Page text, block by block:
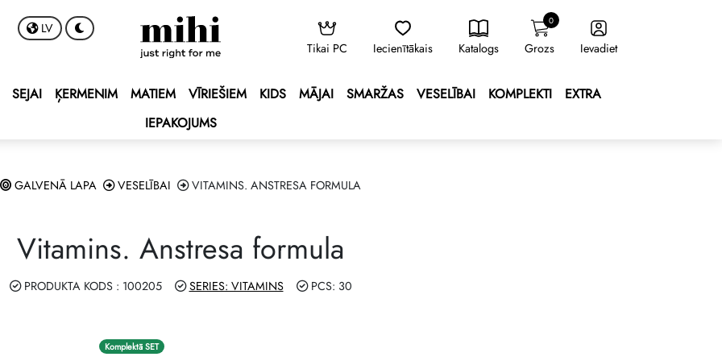
LV
Tikai PC
Iecienītākais Katalogs
0
Grozs Ievadiet
SEJAI ĶERMENIM MATIEM VĪRIEŠIEM KIDS MĀJAI SMARŽAS VESELĪBAI KOMPLEKTI
EXTRA
IEPAKOJUMS
bonuss
2027 💫
DOUBLE Drive 🚘
noteikumi
līgumu
GALVENĀ LAPA VESELĪBAI VITAMINS. ANSTRESA FORMULA
Vitamins. Anstresa formula
PRODUKTA KODS : 100205 SERIES: VITAMINS PCS: 30
Komplektā SET